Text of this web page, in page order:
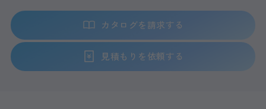
カタログを請求する
見積もりを依頼する